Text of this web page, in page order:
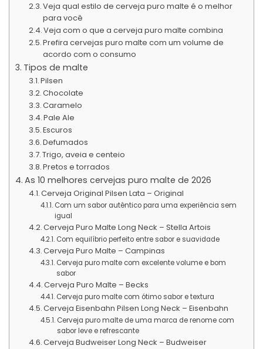
Veja qual estilo de cerveja puro malte é o melhor
para você
Veja com o que a cerveja puro malte combina
Prefira cervejas puro malte com um volume de
acordo com o consumo
Tipos de malte
Pilsen
Chocolate
Caramelo
Pale Ale
Escuros
Defumados
Trigo, aveia e centeio
Pretos e torrados
As 10 melhores cervejas puro malte de 2026
Cerveja Original Pilsen Lata – Original
Com um sabor autêntico para uma experiência sem
igual
Cerveja Puro Malte Long Neck – Stella Artois
Com equilíbrio perfeito entre sabor e suavidade
Cerveja Puro Malte – Campinas
Cerveja puro malte com excelente volume e bom
sabor
Cerveja Puro Malte – Becks
Cerveja puro malte com ótimo sabor e textura
Cerveja Eisenbahn Pilsen Long Neck – Eisenbahn
Cerveja puro malte de uma marca de renome com
sabor leve e refrescante
Cerveja Budweiser Long Neck – Budweiser